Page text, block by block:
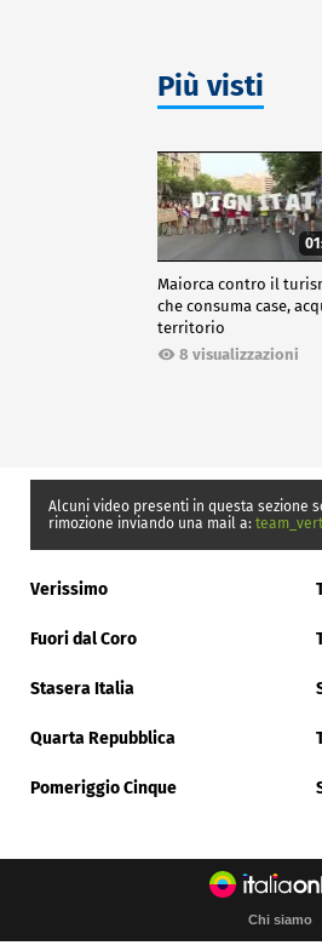
Più visti
Maiorca contro il
che consuma case,
territorio
8 visualizzazioni
Alcuni video presenti in questa sezione
rimozione inviando una mail a:
Verissimo
Fuori dal Coro
Stasera Italia
Quarta Repubblica
Pomeriggio Cinque
Chi siamo